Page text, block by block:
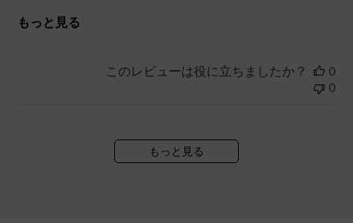
もっと見る
このレビューは役に立ちましたか？
0
0
もっと見る